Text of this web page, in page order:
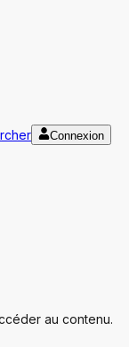
Connexion
au contenu.